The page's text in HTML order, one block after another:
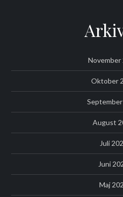
November
Oktober
August
Juli
Juni
Maj